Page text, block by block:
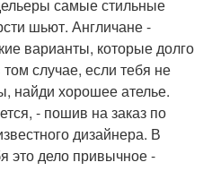
самые стильные
шьют. Англичане -
варианты, которые долго
случае, если тебя не
найди хорошее ателье.
- пошив на заказ по
дизайнера. В
это дело привычное -